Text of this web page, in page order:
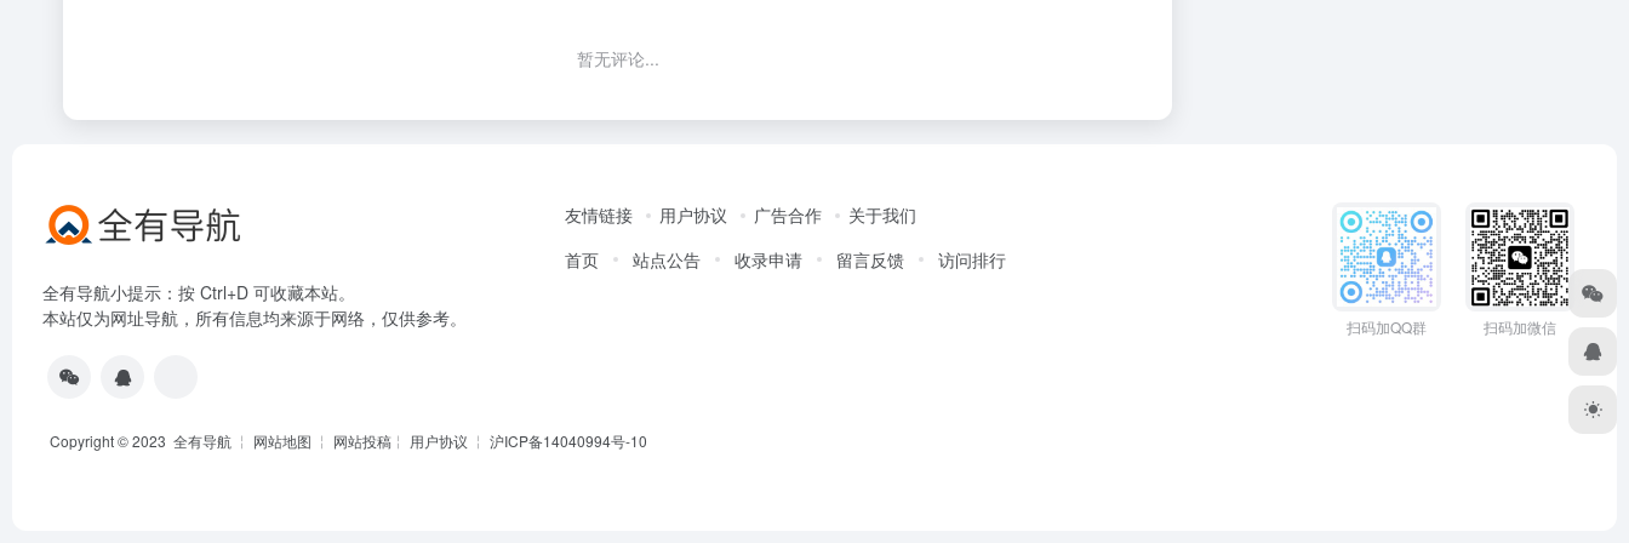
暂无评论...
全有导航小提示：按 Ctrl+D 可收藏本站。
本站仅为网址导航，所有信息均来源于网络，仅供参考。
友情链接 用户协议 广告合作
关于我们
首页
站点公告 收录申请 留言反馈 访问排行
扫码加QQ群 扫码加微信
Copyright © 2023 全有导航 ╎ 网站地图 ╎ 网站投稿 ╎ 用户协议 ╎ 沪ICP备14040994号-10